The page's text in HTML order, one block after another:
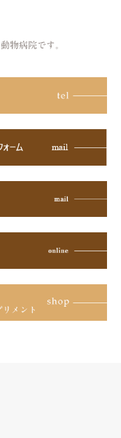
動物病院です。